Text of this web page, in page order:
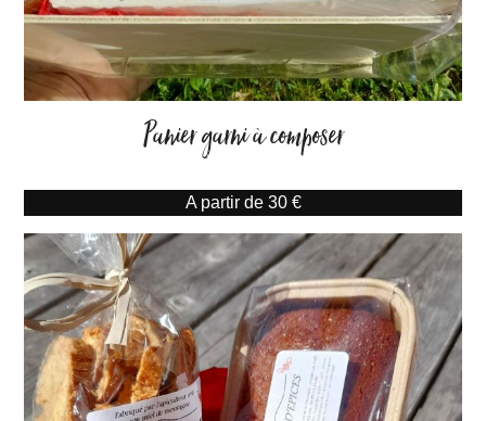
Panier garni à composer
A partir de 30 €